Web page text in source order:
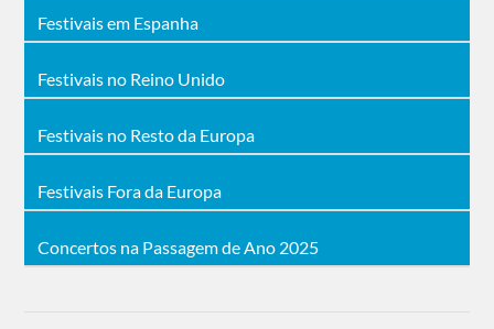
Festivais em Espanha
Festivais no Reino Unido
Festivais no Resto da Europa
Festivais Fora da Europa
Concertos na Passagem de Ano 2025